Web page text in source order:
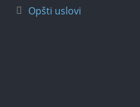
Opšti uslovi